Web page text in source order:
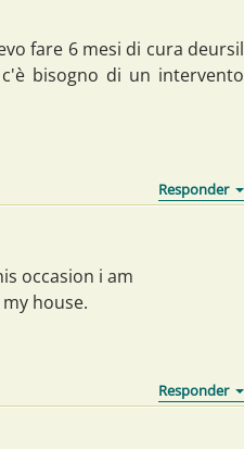
fare 6 mesi di cura deursil
bisogno di un intervento
occasion i am
house.